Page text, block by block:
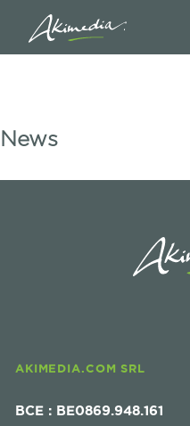
News
AKIMEDIA.COM SRL
BCE : BE0869.948.161